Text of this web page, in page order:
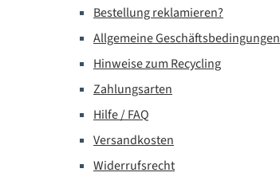
Bestellung reklamieren?
Allgemeine Geschäftsbedingungen
Hinweise zum Recycling
Zahlungsarten
Hilfe / FAQ
Versandkosten
Widerrufsrecht